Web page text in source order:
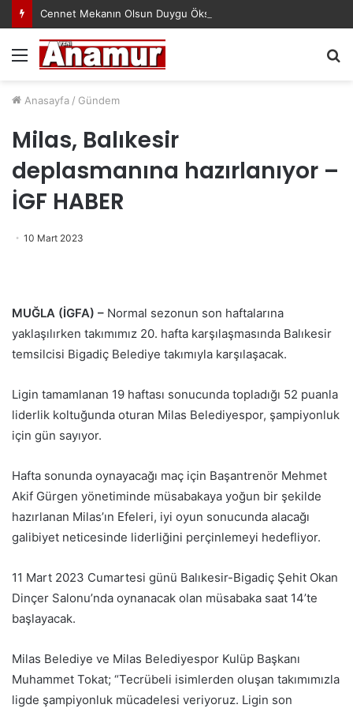
Cennet Mekanın Olsun Duygu Öksüz Canova
Menü
Anasayfa / Gündem
Milas, Balıkesir
deplasmanına hazırlanıyor –
İGF HABER
10 Mart 2023
MUĞLA (İGFA) – Normal sezonun son haftalarına
yaklaşılırken takımımız 20. hafta karşılaşmasında Balıkesir
temsilcisi Bigadiç Belediye takımıyla karşılaşacak.
Ligin tamamlanan 19 haftası sonucunda topladığı 52 puanla
liderlik koltuğunda oturan Milas Belediyespor, şampiyonluk
için gün sayıyor.
Hafta sonunda oynayacağı maç için Başantrenör Mehmet
Akif Gürgen yönetiminde müsabakaya yoğun bir şekilde
hazırlanan Milas’ın Efeleri, iyi oyun sonucunda alacağı
galibiyet neticesinde liderliğini perçinlemeyi hedefliyor.
11 Mart 2023 Cumartesi günü Balıkesir-Bigadiç Şehit Okan
Dinçer Salonu’nda oynanacak olan müsabaka saat 14’te
başlayacak.
Milas Belediye ve Milas Belediyespor Kulüp Başkanı
Muhammet Tokat; “Tecrübeli isimlerden oluşan takımımızla
ligde şampiyonluk mücadelesi veriyoruz. Ligin son